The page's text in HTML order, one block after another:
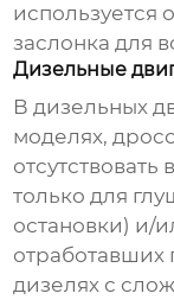
используется
заслонка для
Дизельные
В дизельных
моделях,
только для
остановки) и/
отработавших
дизелях с